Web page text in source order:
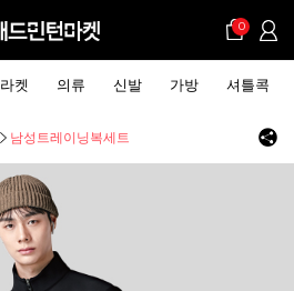
0
라켓 의류 신발 가방 셔틀콕
남성트레이닝복세트